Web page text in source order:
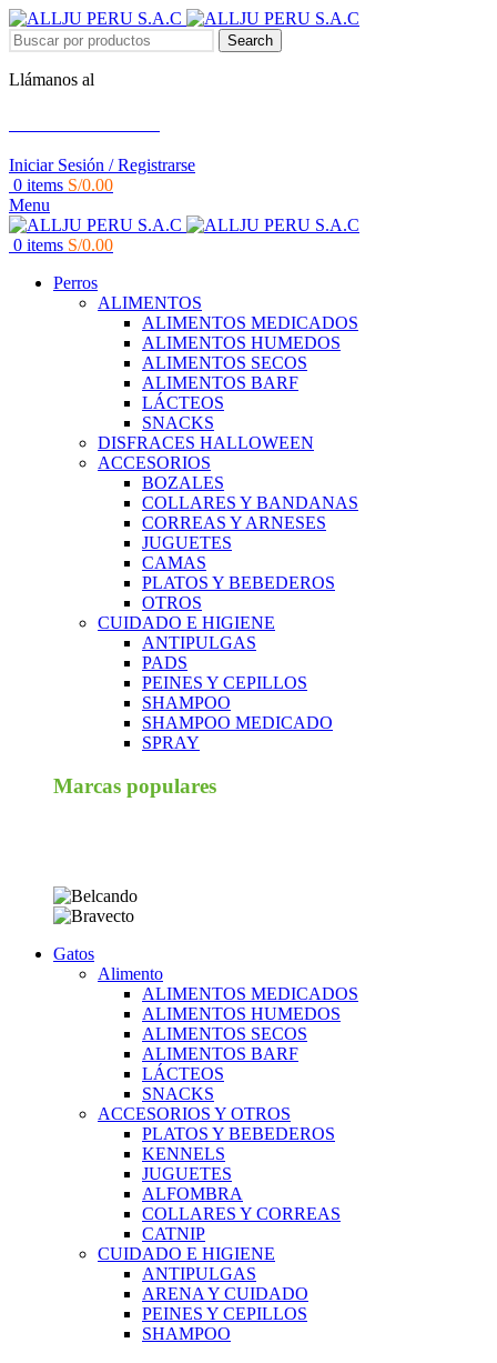
Search
Llámanos al
Iniciar Sesión / Registrarse
0 items S/0.00
Menu
0 items S/0.00
Perros
ALIMENTOS
ALIMENTOS MEDICADOS
ALIMENTOS HUMEDOS
ALIMENTOS SECOS
ALIMENTOS BARF
LÁCTEOS
SNACKS
DISFRACES HALLOWEEN
ACCESORIOS
BOZALES
COLLARES Y BANDANAS
CORREAS Y ARNESES
JUGUETES
CAMAS
PLATOS Y BEBEDEROS
OTROS
CUIDADO E HIGIENE
ANTIPULGAS
PADS
PEINES Y CEPILLOS
SHAMPOO
SHAMPOO MEDICADO
SPRAY
Marcas populares
Gatos
Alimento
ALIMENTOS MEDICADOS
ALIMENTOS HUMEDOS
ALIMENTOS SECOS
ALIMENTOS BARF
LÁCTEOS
SNACKS
ACCESORIOS Y OTROS
PLATOS Y BEBEDEROS
KENNELS
JUGUETES
ALFOMBRA
COLLARES Y CORREAS
CATNIP
CUIDADO E HIGIENE
ANTIPULGAS
ARENA Y CUIDADO
PEINES Y CEPILLOS
SHAMPOO